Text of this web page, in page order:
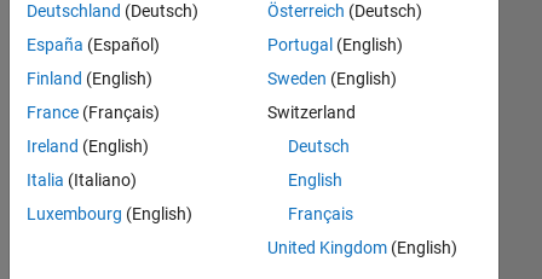
können
die
Suchkriterien
weiter
fassen
oder
alle
Stellenangebote
anzeigen .
Deutschland (Deutsch)
España (Español)
Finland (English)
France (Français)
Ireland (English)
Italia (Italiano)
Luxembourg (English)
Österreich (Deutsch)
Portugal (English)
Sweden (English)
Switzerland
Deutsch
English
Français
United Kingdom(English)